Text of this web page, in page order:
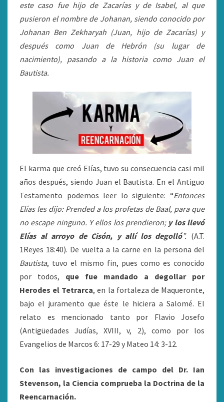
este caso fue hijo de Zacarías y de Isabel, al que
pusieron el nombre de Johanan, siendo conocido por
Johanan Ben Zekharyah (Juan, hijo de Zacarías) y
después como Juan de Hebrón (su lugar de
nacimiento), pasando a la historia como Juan el
Bautista.
El karma que creó Elías, tuvo su consecuencia casi mil
años después, siendo Juan el Bautista. En el Antiguo
Testamento podemos leer lo siguiente: “Entonces
Elías les dijo: Prended a los profetas de Baal, para que
no escape ninguno. Y ellos los prendieron; y los llevó
Elías al arroyo de Cisón, y allí los degolló”. (A.T.
1Reyes 18:40). De vuelta a la carne en la persona del
Bautista, tuvo el mismo fin, pues como es conocido
por todos, que
fue mandado a degollar por
Herodes el Tetrarca, en la fortaleza de Maqueronte,
bajo el juramento que éste le hiciera a Salomé. El
relato es mencionado tanto por Flavio Josefo
(Antigüedades Judías, XVIII, v, 2), como por los
Evangelios de Marcos 6: 17-29 y Mateo 14: 3-12.
Con las investigaciones de campo del Dr. Ian
Stevenson, la Ciencia comprueba la Doctrina de la
Reencarnación.